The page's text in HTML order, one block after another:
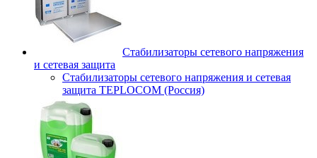
Стабилизаторы сетевого напряжения
и сетевая защита
Стабилизаторы сетевого напряжения и сетевая
защита TEPLOCOM (Россия)